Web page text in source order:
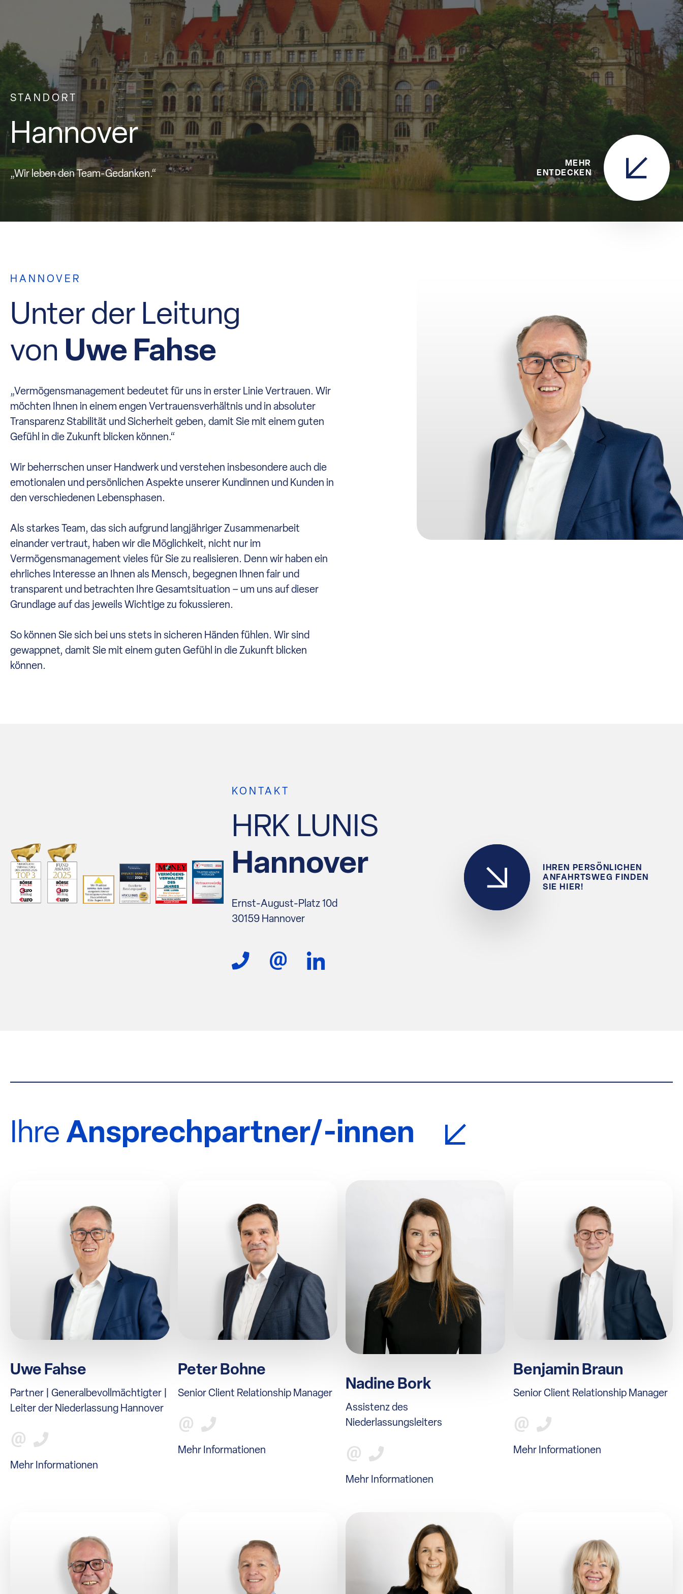
STANDORT
Hannover
„Wir leben den Team-Gedanken.“
MEHR
ENTDECKEN
HANNOVER
Unter der Leitung
von Uwe Fahse
„Vermögensmanagement bedeutet für uns in erster Linie Vertrauen. Wir
möchten Ihnen in einem engen Vertrauensverhältnis und in absoluter
Transparenz Stabilität und Sicherheit geben, damit Sie mit einem guten
Gefühl in die Zukunft blicken können.“
Wir beherrschen unser Handwerk und verstehen insbesondere auch die
emotionalen und persönlichen Aspekte unserer Kundinnen und Kunden in
den verschiedenen Lebensphasen.
Als starkes Team, das sich aufgrund langjähriger Zusammenarbeit
einander vertraut, haben wir die Möglichkeit, nicht nur im
Vermögensmanagement vieles für Sie zu realisieren. Denn wir haben ein
ehrliches Interesse an Ihnen als Mensch, begegnen Ihnen fair und
transparent und betrachten Ihre Gesamtsituation – um uns auf dieser
Grundlage auf das jeweils Wichtige zu fokussieren.
So können Sie sich bei uns stets in sicheren Händen fühlen. Wir sind
gewappnet, damit Sie mit einem guten Gefühl in die Zukunft blicken
können.
KONTAKT
HRK LUNIS
Hannover
Ernst-August-Platz 10d
30159 Hannover
IHREN PERSÖNLICHEN
ANFAHRTSWEG FINDEN
SIE HIER!
IhreAnsprechpartner/-innen
Uwe Fahse
Partner | Generalbevollmächtigter |
Leiter der Niederlassung Hannover
Mehr Informationen
Peter Bohne
Senior Client Relationship Manager
Mehr Informationen
Nadine Bork
Assistenz des
Niederlassungsleiters
Mehr Informationen
Benjamin Braun
Senior Client Relationship Manager
Mehr Informationen
Ihr bankenunabhängiger
Vermögensverwalter
Ansprechpartner/-innen
kontakt@hrklunis.de